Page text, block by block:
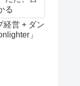
る
経営 + ダン
」